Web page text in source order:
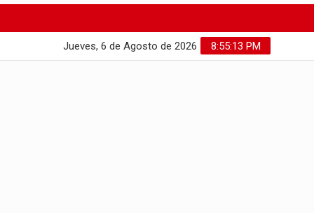
8:55:14 PM
Jueves, 6 de Agosto de 2026